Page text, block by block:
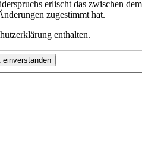
erlischt das zwischen
zugestimmt hat.
enthalten.